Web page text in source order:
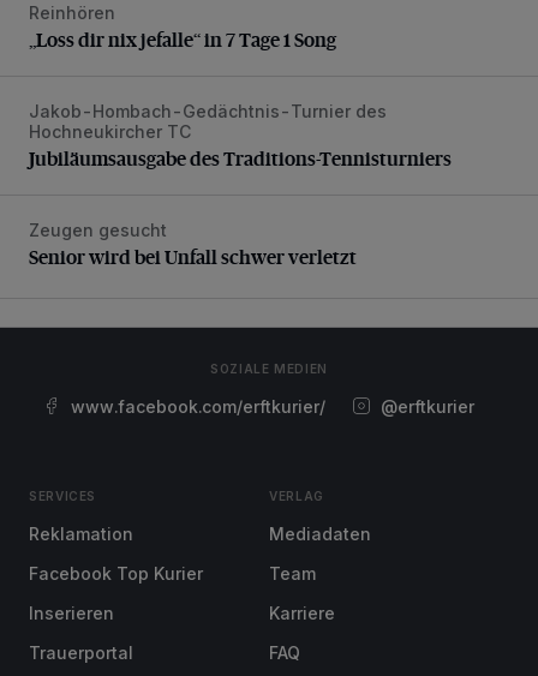
„Loss dir nix jefalle“ in 7 Tage 1 Song
Reinhören
„Loss dir nix jefalle“ in 7 Tage 1 Song
Jubiläumsausgabe des Traditions-Tennisturniers
Jakob-Hombach-Gedächtnis-Turnier des
Hochneukircher TC
Jubiläumsausgabe des Traditions-Tennisturniers
Senior wird bei Unfall schwer verletzt
Zeugen gesucht
Senior wird bei Unfall schwer verletzt
SOZIALE MEDIEN
www.facebook.com/erftkurier/ @erftkurier
SERVICES
Reklamation
Facebook Top Kurier
Inserieren
Trauerportal
VERLAG
Mediadaten
Team
Karriere
FAQ